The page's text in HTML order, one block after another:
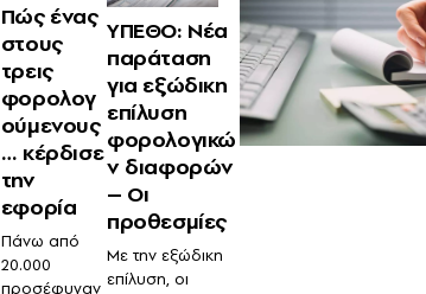
Πώς ένας
στους
τρεις
φορολογ
ούμενους
… κέρδισε
την
εφορία
Πάνω από
20.000
προσέφυγαν
ΥΠΕΘΟ: Νέα
παράταση
για εξώδικη
επίλυση
φορολογικώ
ν διαφορών
– Οι
προθεσμίες
Με την εξώδικη
επίλυση, οι